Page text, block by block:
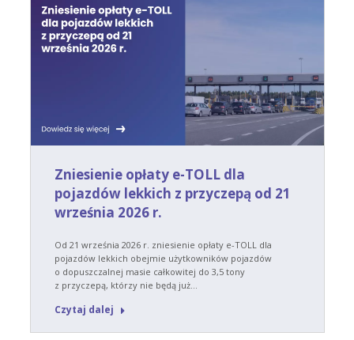
Zniesienie opłaty e-TOLL dla
pojazdów lekkich z przyczepą od 21
września 2026 r.
Od 21 września 2026 r. zniesienie opłaty e-TOLL dla
pojazdów lekkich obejmie użytkowników pojazdów
o dopuszczalnej masie całkowitej do 3,5 tony
z przyczepą, którzy nie będą już…
Czytaj dalej